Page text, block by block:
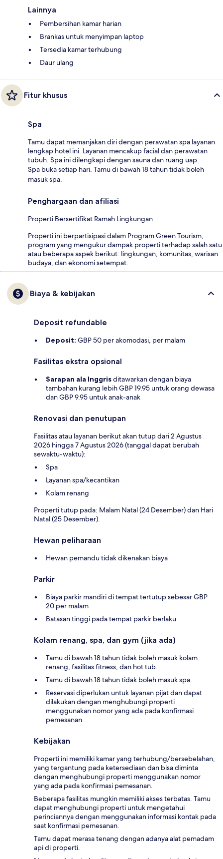
Lainnya
Pembersihan kamar harian
Brankas untuk menyimpan laptop
Tersedia kamar terhubung
Daur ulang
Fitur khusus
Spa
Tamu dapat memanjakan diri dengan perawatan spa layanan
lengkap hotel ini. Layanan mencakup facial dan perawatan
tubuh. Spa ini dilengkapi dengan sauna dan ruang uap.
Spa buka setiap hari. Tamu di bawah 18 tahun tidak boleh
masuk spa.
Penghargaan dan afiliasi
Properti Bersertifikat Ramah Lingkungan
Properti ini berpartisipasi dalam Program Green Tourism,
program yang mengukur dampak properti terhadap salah satu
atau beberapa aspek berikut: lingkungan, komunitas, warisan
budaya, dan ekonomi setempat.
Biaya & kebijakan
Deposit refundable
Deposit: GBP 50 per akomodasi, per malam
Fasilitas ekstra opsional
Sarapan ala Inggrisditawarkan dengan biaya
tambahan kurang lebih GBP 19.95 untuk orang dewasa
dan GBP 9.95 untuk anak-anak
Renovasi dan penutupan
Fasilitas atau layanan berikut akan tutup dari 2 Agustus
2026 hingga 7 Agustus 2026 (tanggal dapat berubah
sewaktu-waktu):
Spa
Layanan spa/kecantikan
Kolam renang
Properti tutup pada: Malam Natal (24 Desember) dan Hari
Natal (25 Desember).
Hewan peliharaan
Hewan pemandu tidak dikenakan biaya
Parkir
Biaya parkir mandiri di tempat tertutup sebesar GBP
20 per malam
Batasan tinggi pada tempat parkir berlaku
Kolam renang, spa, dan gym (jika ada)
Tamu di bawah 18 tahun tidak boleh masuk kolam
renang, fasilitas fitness, dan hot tub.
Tamu di bawah 18 tahun tidak boleh masuk spa.
Reservasi diperlukan untuk layanan pijat dan dapat
dilakukan dengan menghubungi properti
menggunakan nomor yang ada pada konfirmasi
pemesanan.
Kebijakan
Properti ini memiliki kamar yang terhubung/bersebelahan,
yang tergantung pada ketersediaan dan bisa diminta
dengan menghubungi properti menggunakan nomor
yang ada pada konfirmasi pemesanan.
Beberapa fasilitas mungkin memiliki akses terbatas. Tamu
dapat menghubungi properti untuk mengetahui
perinciannya dengan menggunakan informasi kontak pada
saat konfirmasi pemesanan.
Tamu dapat merasa tenang dengan adanya alat pemadam
api di properti.